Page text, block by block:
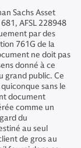
Sachs Asset
AFSL 228948
par des
761G de la
ne doit pas
donné à ce
grand public. Ce
sans le
document
comme un
du
au seul
de gros au